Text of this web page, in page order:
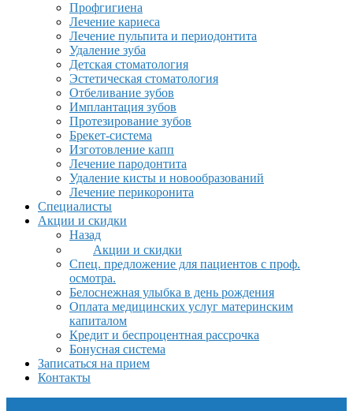
Профгигиена
Лечение кариеса
Лечение пульпита и периодонтита
Удаление зуба
Детская стоматология
Эстетическая стоматология
Отбеливание зубов
Имплантация зубов
Протезирование зубов
Брекет-система
Изготовление капп
Лечение пародонтита
Удаление кисты и новообразований
Лечение перикоронита
Специалисты
Акции и скидки
Назад
Акции и скидки
Спец. предложение для пациентов с проф.
осмотра.
Белоснежная улыбка в день рождения
Оплата медицинских услуг материнским
капиталом
Кредит и беспроцентная рассрочка
Бонусная система
Записаться на прием
Контакты